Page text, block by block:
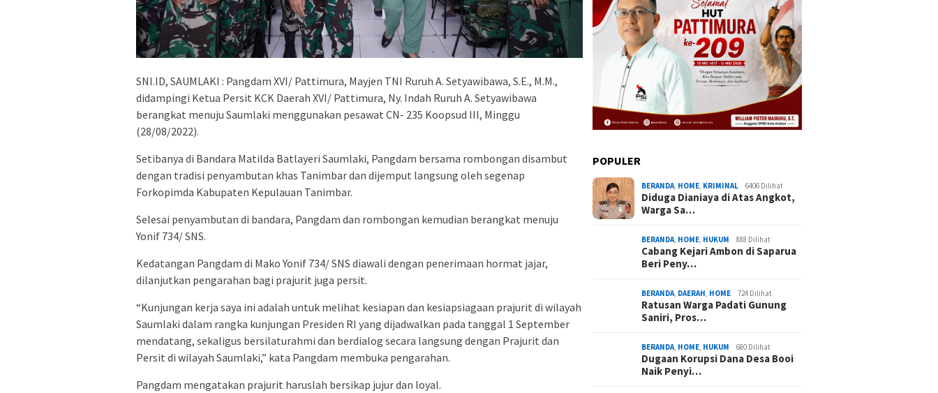
SNI.ID, SAUMLAKI : Pangdam XVI/ Pattimura, Mayjen TNI Ruruh A. Setyawibawa, S.E., M.M.,
didampingi Ketua Persit KCK Daerah XVI/ Pattimura, Ny. Indah Ruruh A. Setyawibawa
berangkat menuju Saumlaki menggunakan pesawat CN- 235 Koopsud III, Minggu
(28/08/2022).
Setibanya di Bandara Matilda Batlayeri Saumlaki, Pangdam bersama rombongan disambut
dengan tradisi penyambutan khas Tanimbar dan dijemput langsung oleh segenap
Forkopimda Kabupaten Kepulauan Tanimbar.
Selesai penyambutan di bandara, Pangdam dan rombongan kemudian berangkat menuju
Yonif 734/ SNS.
Kedatangan Pangdam di Mako Yonif 734/ SNS diawali dengan penerimaan hormat jajar,
dilanjutkan pengarahan bagi prajurit juga persit.
“Kunjungan kerja saya ini adalah untuk melihat kesiapan dan kesiapsiagaan prajurit di wilayah
Saumlaki dalam rangka kunjungan Presiden RI yang dijadwalkan pada tanggal 1 September
mendatang, sekaligus bersilaturahmi dan berdialog secara langsung dengan Prajurit dan
Persit di wilayah Saumlaki,” kata Pangdam membuka pengarahan.
Pangdam mengatakan prajurit haruslah bersikap jujur dan loyal.
POPULER
BERANDA HOME KRIMINAL 6406 Dilihat
Diduga Dianiaya di Atas Angkot,
Warga Sa…
BERANDA HOME HUKUM 888 Dilihat
Cabang Kejari Ambon di Saparua
Beri Peny…
BERANDA DAERAH HOME 724 Dilihat
Ratusan Warga Padati Gunung
Saniri, Pros…
BERANDA HOME HUKUM 680 Dilihat
Dugaan Korupsi Dana Desa Booi
Naik Penyi…